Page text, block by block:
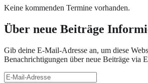
Keine kommenden Termine vorhanden.
Über neue Beiträge
Gib deine E-Mail-Adresse an, um diese
Benachrichtigungen über neue Beiträge via
E-